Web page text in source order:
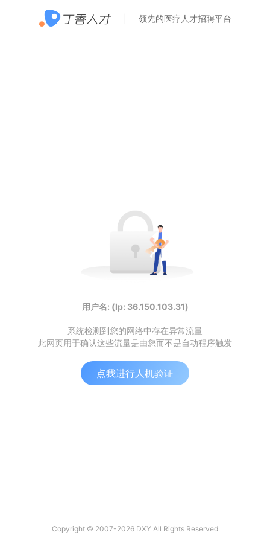
领先的医疗人才招聘平台
用户名: (Ip: 36.150.103.31)
系统检测到您的网络中存在异常流量
此网页用于确认这些流量是由您而不是自动程序触发
点我进行人机验证
Copyright © 2007-2026 DXY All Rights Reserved